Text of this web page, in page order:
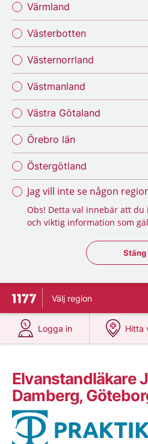
Värmland
Västerbotten
Västernorrland
Västmanland
Västra Götaland
Örebro län
Östergötland
Jag vill inte se någon
Obs! Detta val innebär att
och viktig information som
Stäng
Stäng
Till startsidan för 1177
Välj region
Logga in
på 1177.se
Hitta
på
Elvanstandläkare
Damberg,